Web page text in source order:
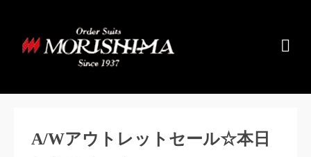
A/Wアウトレットセール☆本日